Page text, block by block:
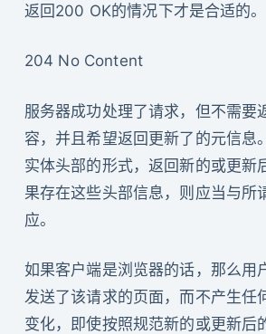
返回200 OK的情况下才是合适的。
204 No Content
服务器成功处理了请求，但不需要
容，并且希望返回更新了的元信息
实体头部的形式，返回新的或更新
果存在这些头部信息，则应当与所
应。
如果客户端是浏览器的话，那么用
发送了该请求的页面，而不产生任
变化，即使按照规范新的或更新后